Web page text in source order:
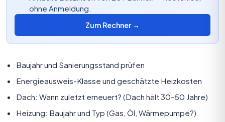
ohne Anmeldung.
Zum Rechner →
Baujahr und Sanierungsstand prüfen
Energieausweis-Klasse und geschätzte Heizkosten
Dach: Wann zuletzt erneuert? (Dach hält 30–50 Jahre)
Heizung: Baujahr und Typ (Gas, Öl, Wärmepumpe?)